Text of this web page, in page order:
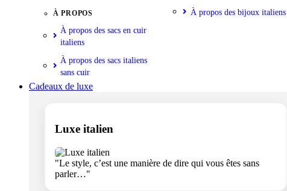
À PROPOS
À propos des sacs en cuir
italiens
À propos des sacs italiens
sans cuir
À propos des bijoux italiens
Cadeaux de luxe
Luxe italien
"Le style, c’est une manière de dire qui vous êtes sans
parler…"